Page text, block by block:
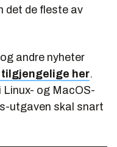
det de fleste av
andre nyheter
tilgjengelige her.
Linux- og MacOS-
utgaven skal snart